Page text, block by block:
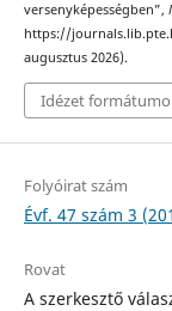
versenyképességben”,
https://
augusztus 2026).
Idézet
Folyóirat szám
Évf. 47 szám 3
Rovat
A szerkesztő